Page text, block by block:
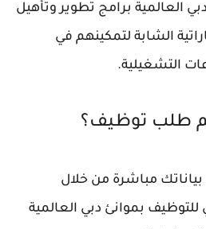
العالمية برامج تطوير وتأهيل
الشابة لتمكينهم في
التشغيلية.
طلب توظيف؟
مباشرة من خلال
بموانئ دبي العالمية